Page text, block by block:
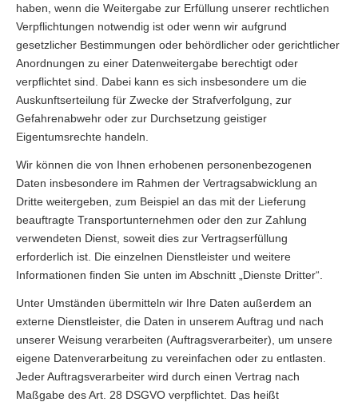
haben, wenn die Weitergabe zur Erfüllung unserer rechtlichen
Verpflichtungen notwendig ist oder wenn wir aufgrund
gesetzlicher Bestimmungen oder behördlicher oder gerichtlicher
Anordnungen zu einer Datenweitergabe berechtigt oder
verpflichtet sind. Dabei kann es sich insbesondere um die
Auskunftserteilung für Zwecke der Strafverfolgung, zur
Gefahrenabwehr oder zur Durchsetzung geistiger
Eigentumsrechte handeln.
Wir können die von Ihnen erhobenen personenbezogenen
Daten insbesondere im Rahmen der Vertragsabwicklung an
Dritte weitergeben, zum Beispiel an das mit der Lieferung
beauftragte Transportunternehmen oder den zur Zahlung
verwendeten Dienst, soweit dies zur Vertragserfüllung
erforderlich ist. Die einzelnen Dienstleister und weitere
Informationen finden Sie unten im Abschnitt „Dienste Dritter“.
Unter Umständen übermitteln wir Ihre Daten außerdem an
externe Dienstleister, die Daten in unserem Auftrag und nach
unserer Weisung verarbeiten (Auftragsverarbeiter), um unsere
eigene Datenverarbeitung zu vereinfachen oder zu entlasten.
Jeder Auftragsverarbeiter wird durch einen Vertrag nach
Maßgabe des Art. 28 DSGVO verpflichtet. Das heißt